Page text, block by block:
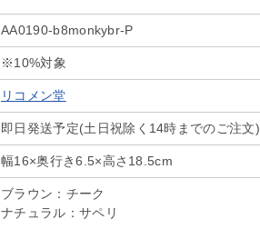
AA0190-b8monkybr-P
※10%対象
リコメン堂
即日発送予定(土日祝除く14時までのご注文)
幅16×奥行き6.5×高さ18.5cm
ブラウン：チーク
ナチュラル：サペリ